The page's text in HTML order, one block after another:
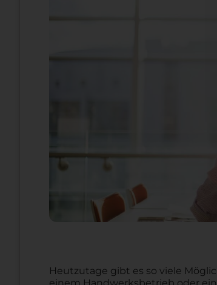
Heutzutage gibt es so viele